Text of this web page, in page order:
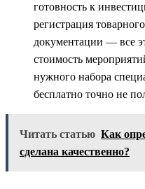
готовность к
регистрация
документации — все
стоимость
нужного набора
бесплатно точно не
Читать статью Как
сделана качественно?